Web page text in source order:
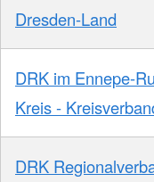
Dresden-Land
DRK im Ennepe-
Kreis -
DRK